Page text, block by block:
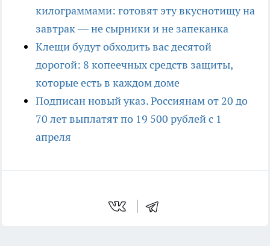
килограммами: готовят эту вкуснотищу на
завтрак — не сырники и не запеканка
Клещи будут обходить вас десятой
дорогой: 8 копеечных средств защиты,
которые есть в каждом доме
Подписан новый указ. Россиянам от 20 до
70 лет выплатят по 19 500 рублей с 1
апреля